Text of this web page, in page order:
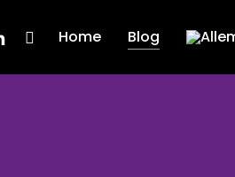
Home Blog
Instagram